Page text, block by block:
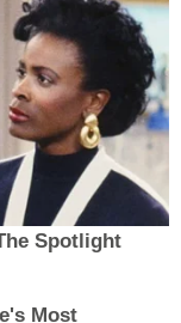
Spotlight
Most